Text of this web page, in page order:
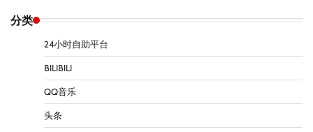
分类
24小时自助平台
BILIBILI
QQ音乐
头条